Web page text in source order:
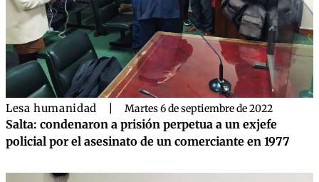
Lesa humanidad Martes 6 de septiembre de 2022
Salta: condenaron a prisión perpetua a un exjefe
policial por el asesinato de un comerciante en 1977